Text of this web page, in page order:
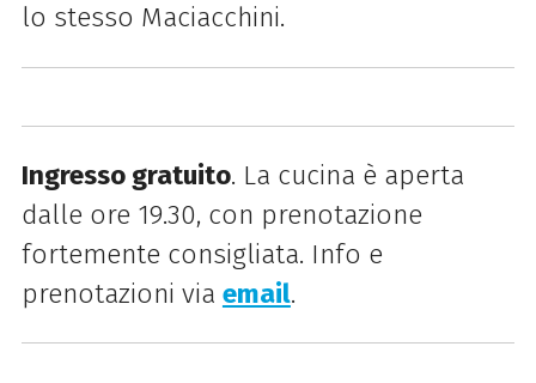
lo stesso Maciacchini.
Ingresso gratuito. La cucina è aperta
dalle ore 19.30, con prenotazione
fortemente consigliata. Info e
prenotazioni via email.